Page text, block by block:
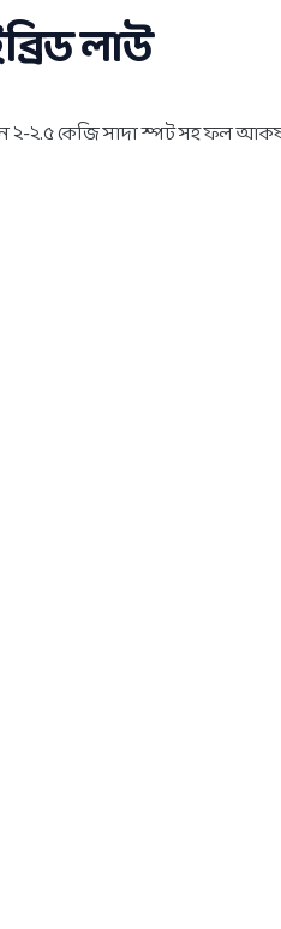
লাউ
২-২.৫ কেজি সাদা স্পট সহ ফল